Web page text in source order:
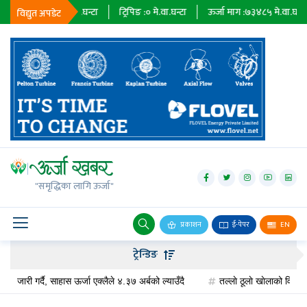
विद्युत अपडेट
२३६७९मे.वा.घन्टा ट्रिपिङ : मे.वा.घन्टा ऊर्जा माग :७३४८५मे.वा.घन्टा
"समृद्धिका लागि ऊर्जा"
प्रकाशन ई-पेपर EN
जलविद्युत्
सोलार
वायु
बायोग्यास
पेट्रोलियम
ट्रेन्डिङ
गर्दै, साहास ऊर्जा एक्लैले ४.३७ अर्बको ल्याउँदै तल्लाे ठूलाे खाेलाको वित्तीय